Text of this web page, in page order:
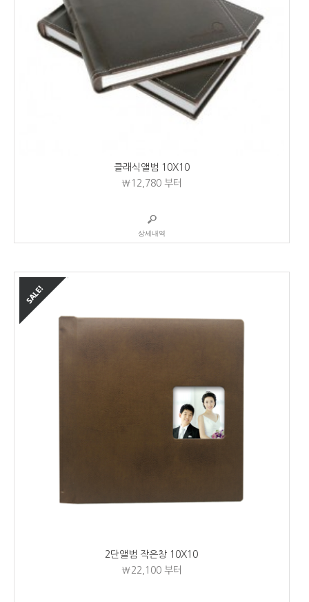
클래식앨범 10X10
₩12,780부터
상세내역
2단앨범 작은창 10X10
₩22,100부터